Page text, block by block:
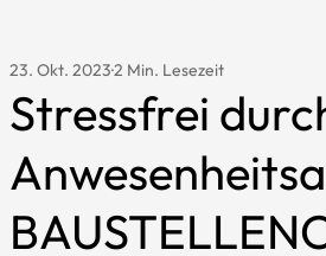
Stressfrei
23. Okt. 20232 Min. Lesezeit